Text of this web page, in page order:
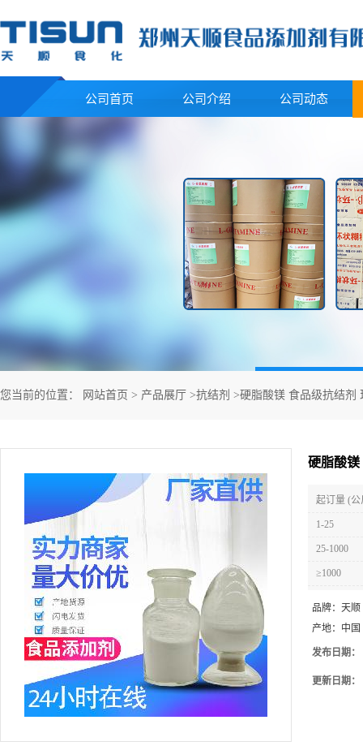
公司首页 公司介绍 公司动态
您当前的位置： 网站首页 > 产品展厅 >抗结剂 >硬脂酸镁 食品级抗结剂
硬脂酸镁
起订量 (公
1-25
25-1000
≥1000
品牌： 天顺
产地： 中
发布日期：
更新日期：